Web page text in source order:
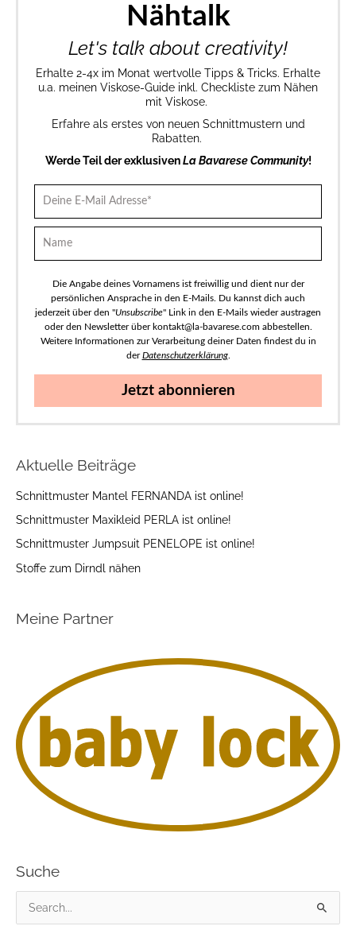
Nähtalk
Let's talk about creativity!
Erhalte 2-4x im Monat wertvolle Tipps & Tricks. Erhalte
u.a. meinen Viskose-Guide inkl. Checkliste zum Nähen
mit Viskose.
Erfahre als erstes von neuen Schnittmustern und
Rabatten.
Werde Teil der exklusivenLa Bavarese Community!
Die Angabe deines Vornamens ist freiwillig und dient nur der
persönlichen Ansprache in den E-Mails. Du kannst dich auch
jederzeit über den "Unsubscribe" Link in den E-Mails wieder austragen
oder den Newsletter über kontakt@la-bavarese.com abbestellen.
Weitere Informationen zur Verarbeitung deiner Daten findest du in
derDatenschutzerklärung.
Jetzt abonnieren
Aktuelle Beiträge
Schnittmuster Mantel FERNANDA ist online!
Schnittmuster Maxikleid PERLA ist online!
Schnittmuster Jumpsuit PENELOPE ist online!
Stoffe zum Dirndl nähen
Meine Partner
Suche